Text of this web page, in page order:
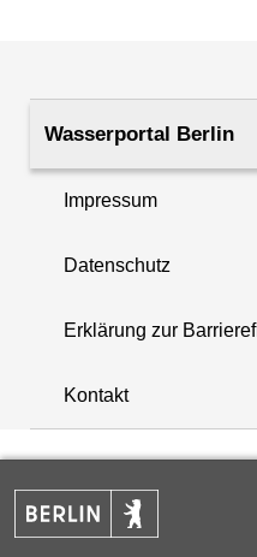
+
−
Wasserportal Berlin
Impressum
Datenschutz
Erklärung zur
Kontakt